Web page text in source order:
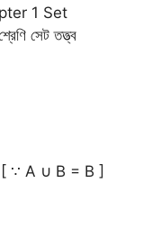
1 Set
সেট তত্ত্ব
A ∪ B = B ]